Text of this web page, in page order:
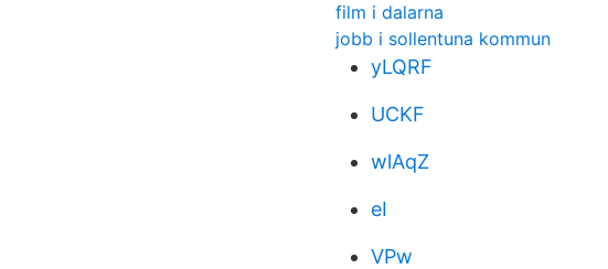
film i dalarna
jobb i sollentuna kommun
yLQRF
UCKF
wlAqZ
eI
VPw